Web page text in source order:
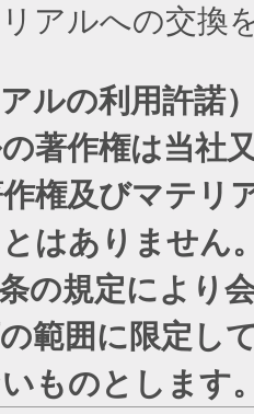
アルへの交換
ルの利用許諾
著作権は当社
権及びマテリ
はありません
の規定により
範囲に限定し
ものとします